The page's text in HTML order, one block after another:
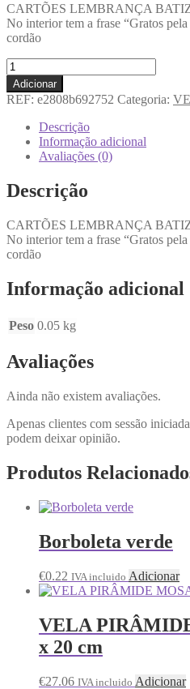
CARTÕES LEMBRANÇA
No interior tem a frase “Gratos
cordão
Adicionar
REF: e2808b692752 Categoria:
Descrição
Informação adicional
Avaliações (0)
Descrição
CARTÕES LEMBRANÇA
No interior tem a frase “Gratos
cordão
Informação adicional
Peso 0.05 kg
Avaliações
Ainda não existem avaliações.
Apenas clientes com sessão
podem deixar opinião.
Produtos
Borboleta verde
€0.22 IVA incluido Adicionar
VELA
x 20 cm
€27.06 IVA incluido Adicionar